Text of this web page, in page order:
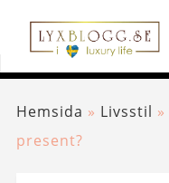
Hemsida » Livsstil »
present?